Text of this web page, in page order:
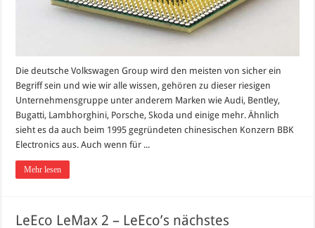
Die deutsche Volkswagen Group wird den meisten von sicher ein
Begriff sein und wie wir alle wissen, gehören zu dieser riesigen
Unternehmensgruppe unter anderem Marken wie Audi, Bentley,
Bugatti, Lambhorghini, Porsche, Skoda und einige mehr. Ähnlich
sieht es da auch beim 1995 gegründeten chinesischen Konzern BBK
Electronics aus. Auch wenn für ...
Mehr lesen
LeEco LeMax 2 – LeEco’s nächstes